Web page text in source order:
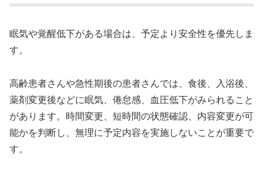
眠気や覚醒低下がある場合は、予定より安全性を優先しま
す。
高齢患者さんや急性期後の患者さんでは、食後、入浴後、
薬剤変更後などに眠気、倦怠感、血圧低下がみられること
があります。時間変更、短時間の状態確認、内容変更が可
能かを判断し、無理に予定内容を実施しないことが重要で
す。